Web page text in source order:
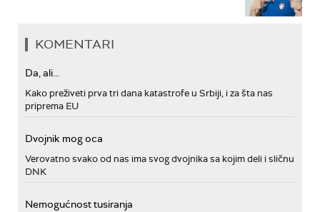
KOMENTARI
Da, ali...
Kako preživeti prva tri dana katastrofe u Srbiji, i za šta nas
priprema EU
Dvojnik mog oca
Verovatno svako od nas ima svog dvojnika sa kojim deli i sličnu
DNK
Nemogućnost tusiranja